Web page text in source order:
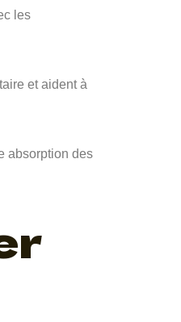
les
et aident à
absorption des